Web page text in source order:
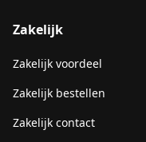
Zakelijk
Zakelijk voordeel
Zakelijk bestellen
Zakelijk contact